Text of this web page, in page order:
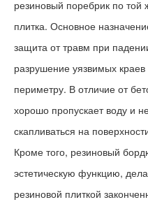
резиновый поребрик по той
плитка. Основное
защита от травм при
разрушение уязвимых
периметру. В отличие от
хорошо пропускает воду и
скапливаться на
Кроме того, резиновый
эстетическую функцию,
резиновой плиткой